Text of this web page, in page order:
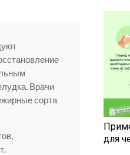
Врачи
сорта
для